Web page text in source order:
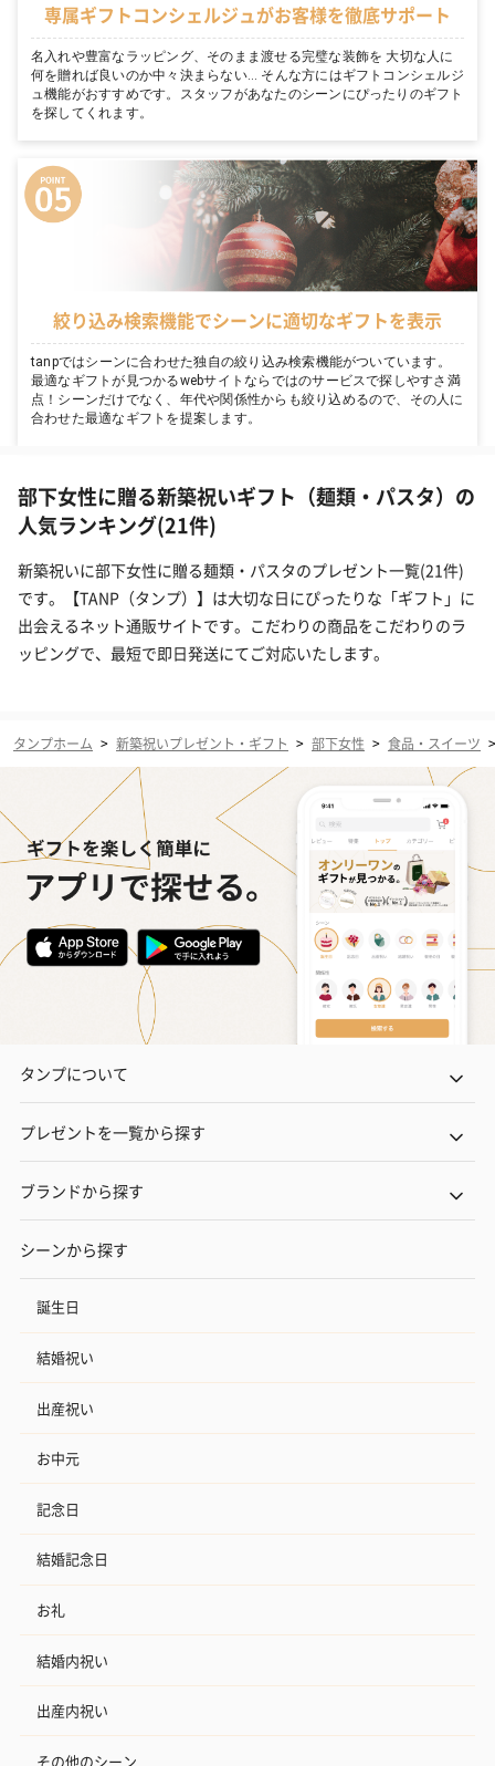
専属ギフトコンシェルジュがお客様を徹底サポート
名入れや豊富なラッピング、そのまま渡せる完璧な装飾を 大切な人に
何を贈れば良いのか中々決まらない… そんな方にはギフトコンシェルジ
ュ機能がおすすめです。スタッフがあなたのシーンにぴったりのギフト
を探してくれます。
絞り込み検索機能でシーンに適切なギフトを表示
tanpではシーンに合わせた独自の絞り込み検索機能がついています。
最適なギフトが見つかるwebサイトならではのサービスで探しやすさ満
点！シーンだけでなく、年代や関係性からも絞り込めるので、その人に
合わせた最適なギフトを提案します。
部下女性に贈る新築祝いギフト（麺類・パスタ）の
人気ランキング(21件)
新築祝いに部下女性に贈る麺類・パスタのプレゼント一覧(21件)
です。【TANP（タンプ）】は大切な日にぴったりな「ギフト」に
出会えるネット通販サイトです。こだわりの商品をこだわりのラ
ッピングで、最短で即日発送にてご対応いたします。
タンプホーム > 新築祝いプレゼント・ギフト > 部下女性 > 食品・スイーツ
タンプについて
プレゼントを一覧から探す
ブランドから探す
シーンから探す
誕生日
結婚祝い
出産祝い
お中元
記念日
結婚記念日
お礼
結婚内祝い
出産内祝い
その他のシーン